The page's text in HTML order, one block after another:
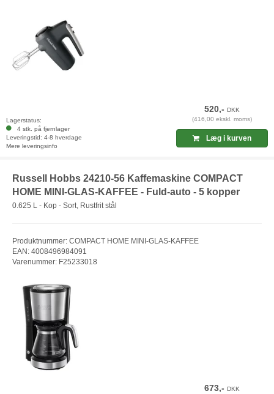
Lagerstatus:
4 stk. på fjernlager
Leveringstid: 4-8 hverdage
Mere leveringsinfo
520,-DKK
(416,00 ekskl. moms)
Læg i kurven
Russell Hobbs 24210-56 Kaffemaskine COMPACT
HOME MINI-GLAS-KAFFEE - Fuld-auto - 5 kopper
0.625 L - Kop - Sort, Rustfrit stål
Produktnummer: COMPACT HOME MINI-GLAS-KAFFEE
EAN: 4008496984091
Varenummer: F25233018
673,-DKK